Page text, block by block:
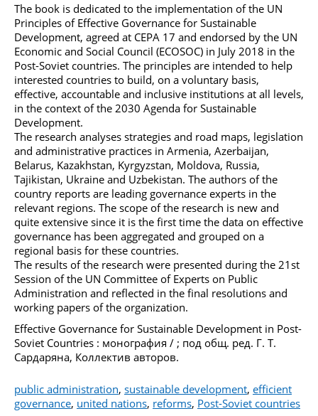
The book is dedicated to the implementation of the UN
Principles of Effective Governance for Sustainable
Development, agreed at CEPA 17 and endorsed by the UN
Economic and Social Council (ECOSOC) in July 2018 in the
Post-Soviet countries. The principles are intended to help
interested countries to build, on a voluntary basis,
effective, accountable and inclusive institutions at all levels,
in the context of the 2030 Agenda for Sustainable
Development.
The research analyses strategies and road maps, legislation
and administrative practices in Armenia, Azerbaijan,
Belarus, Kazakhstan, Kyrgyzstan, Moldova, Russia,
Tajikistan, Ukraine and Uzbekistan. The authors of the
country reports are leading governance experts in the
relevant regions. The scope of the research is new and
quite extensive since it is the first time the data on effective
governance has been aggregated and grouped on a
regional basis for these countries.
The results of the research were presented during the 21st
Session of the UN Committee of Experts on Public
Administration and reflected in the final resolutions and
working papers of the organization.
Effective Governance for Sustainable Development in Post-
Soviet Countries : монография / ; под общ. ред. Г. Т.
Сардаряна, Коллектив авторов.
public administration, sustainable development, efficient
governance, united nations, reforms, Post-Soviet countries